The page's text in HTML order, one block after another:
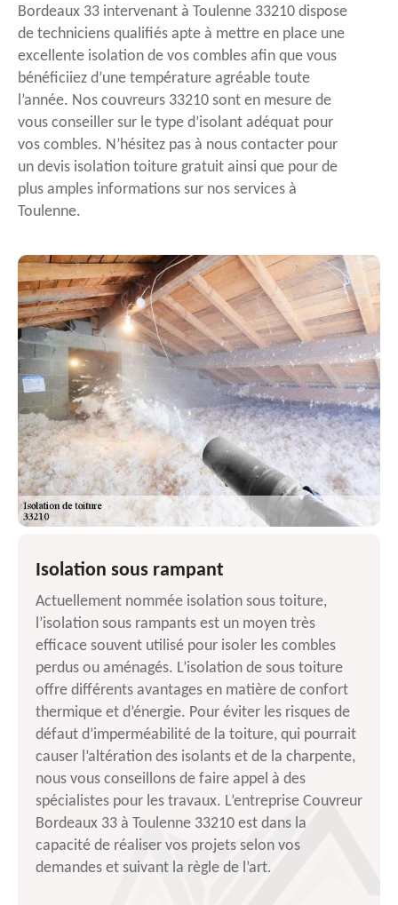
Bordeaux 33 intervenant à Toulenne 33210 dispose
de techniciens qualifiés apte à mettre en place une
excellente isolation de vos combles afin que vous
bénéficiiez d’une température agréable toute
l’année. Nos couvreurs 33210 sont en mesure de
vous conseiller sur le type d’isolant adéquat pour
vos combles. N’hésitez pas à nous contacter pour
un devis isolation toiture gratuit ainsi que pour de
plus amples informations sur nos services à
Toulenne.
Isolation sous rampant
Actuellement nommée isolation sous toiture,
l’isolation sous rampants est un moyen très
efficace souvent utilisé pour isoler les combles
perdus ou aménagés. L’isolation de sous toiture
offre différents avantages en matière de confort
thermique et d’énergie. Pour éviter les risques de
défaut d’imperméabilité de la toiture, qui pourrait
causer l’altération des isolants et de la charpente,
nous vous conseillons de faire appel à des
spécialistes pour les travaux. L’entreprise Couvreur
Bordeaux 33 à Toulenne 33210 est dans la
capacité de réaliser vos projets selon vos
demandes et suivant la règle de l’art.